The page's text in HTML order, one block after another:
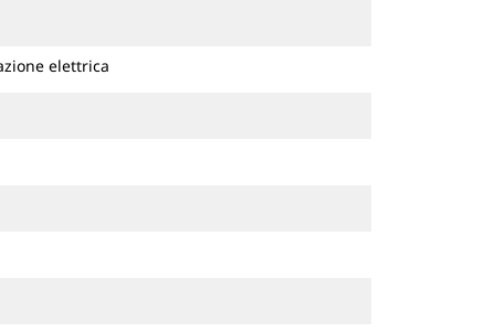
elettrica